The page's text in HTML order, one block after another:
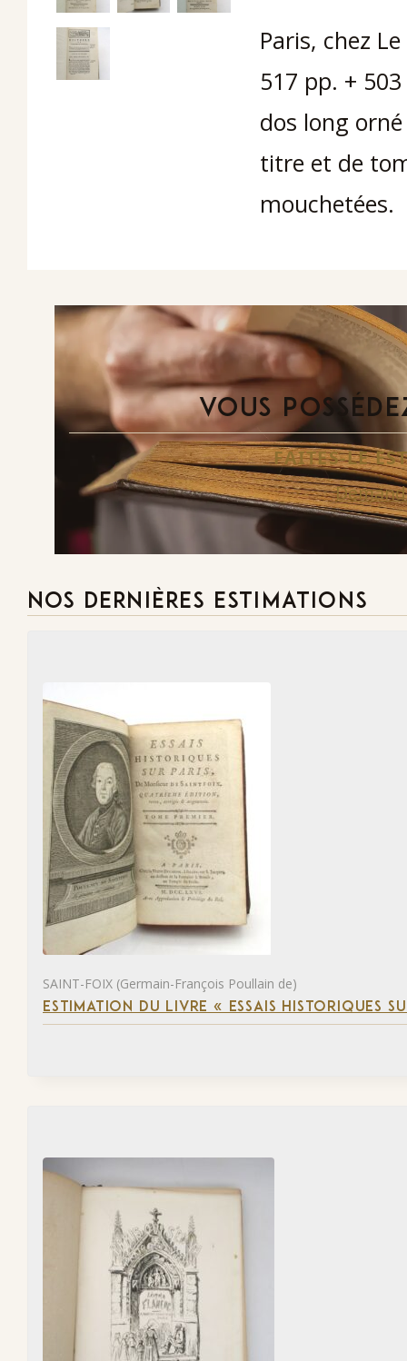
Paris, chez
517 pp. +
dos long
titre et de
mouchetées.
VOUS
FAITES-LE
NOS DERNIÈRES ESTIMATIONS
SAINT-FOIX (Germain-François Poullain de)
ESTIMATION DU LIVRE « ESSAIS HISTORIQUES